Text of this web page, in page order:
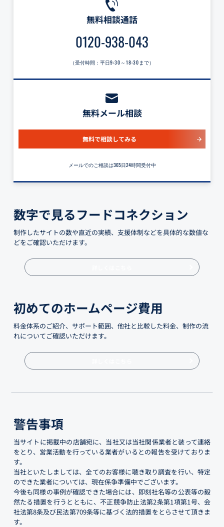
無料相談通話
0120-938-043
（受付時間：平日9:30～18:30 まで）
無料メール相談
無料で相談してみる
メールでのご相談は365日24時間受付中
数字で見るフードコネクション
制作したサイトの数や直近の実績、支援体制などを具体的な数値な
どをご確認いただけます。
初めてのホームページ費用
料金体系のご紹介、サポート範囲、他社と比較した料金、制作の流
れについてご確認いただけます。
警告事項
当サイトに掲載中の店舗宛に、当社又は当社関係業者と装って連絡
をとり、営業活動を行っている業者がいるとの報告を受けておりま
す。
当社といたしましては、全てのお客様に聴き取り調査を行い、特定
のできた業者については、現在係争準備中でございます。
今後も同様の事例が確認できた場合には、即刻社名等の公表等の毅
然たる措置を行うとともに、不正競争防止法第2条第1項第1号、会
社法第8条及び民法第709条等に基づく法的措置をとらさせて頂きま
す。